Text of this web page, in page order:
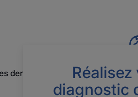
Réalisez
diagnostic
dentistes